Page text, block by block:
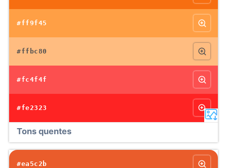
#ff9f45
#ffbc80
#fc4f4f
#fe2323
Tons quentes
#ea5c2b